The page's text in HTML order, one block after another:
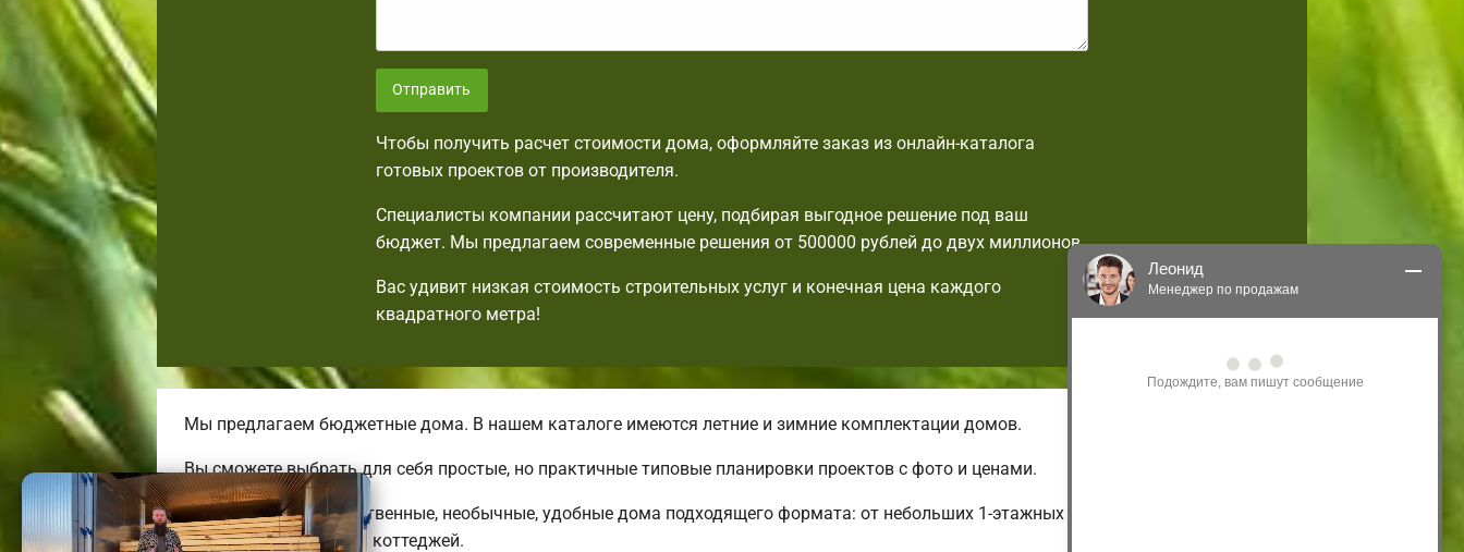
Отправить
Чтобы получить расчет стоимости дома, оформляйте заказ из онлайн-каталога
готовых проектов от производителя.
Специалисты компании рассчитают цену, подбирая выгодное решение под ваш
бюджет. Мы предлагаем современные решения от 500000 рублей до двух миллионов.
Вас удивит низкая стоимость строительных услуг и конечная цена каждого
квадратного метра!
Мы предлагаем бюджетные дома. В нашем каталоге имеются летние и зимние комплектации домов.
Вы сможете выбрать для себя простые, но практичные типовые планировки проектов с фото и ценами.
Мы предлагаем качественные, необычные, удобные дома подходящего формата: от небольших 1-этажных и бюджетных до
больших трехэтажных коттеджей.
Леонид
Менеджер по продажам
проконсультировать Вас по нашим
акциям и проектам.